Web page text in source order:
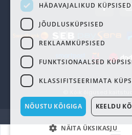
HÄDAVAJALIKUD KÜPSISED
JÕUDLUSKÜPSISED
REKLAAMKÜPSISED
FUNKTSIONAALSED
KLASSIFITSEERIMATA
NÕUSTU KÕIGIGA KEELDU
NÄITA ÜKSIKASJU